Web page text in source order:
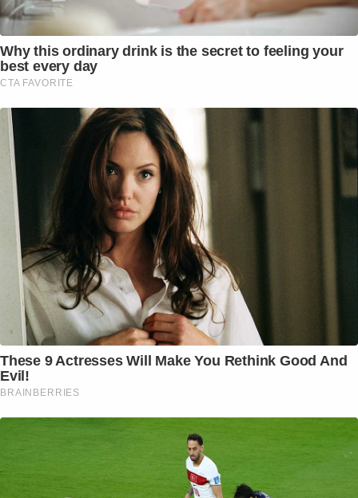
Why this ordinary drink is the secret to feeling your
best every day
CTA FAVORITE
These 9 Actresses Will Make You Rethink Good And
Evil!
BRAINBERRIES